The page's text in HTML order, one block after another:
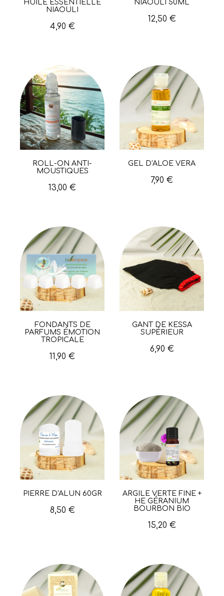
HUILE ESSENTIELLE
NIAOULI
4,90 €
NIAOULI 50ML
12,50 €
Aperçu rapide
ROLL-ON ANTI-
MOUSTIQUES
13,00 €
Aperçu rapide
GEL D'ALOE VERA
7,90 €
Aperçu rapide
FONDANTS DE
PARFUMS ÉMOTION
TROPICALE
11,90 €
Aperçu rapide
GANT DE KESSA
SUPÉRIEUR
6,90 €
Aperçu rapide
PIERRE D'ALUN 60GR
8,50 €
Aperçu rapide
ARGILE VERTE FINE +
HE GÉRANIUM
BOURBON BIO
15,20 €